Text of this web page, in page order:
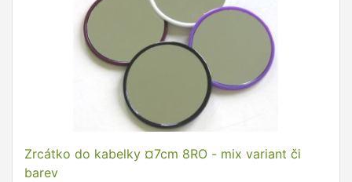
Zrcátko do kabelky ¤7cm 8RO - mix variant či
barev